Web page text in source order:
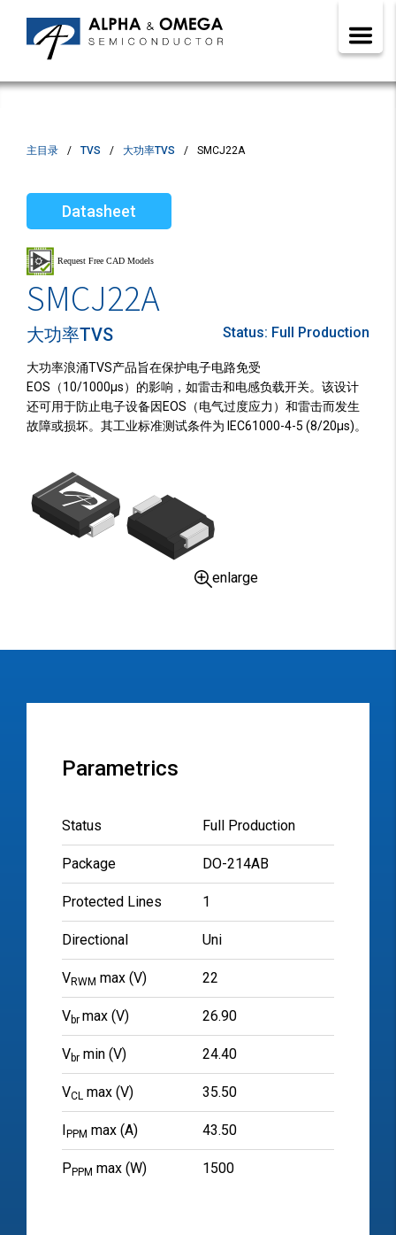
主目录 TVS 大功率TVS SMCJ22A
Datasheet
SMCJ22A
大功率TVS Status: Full Production
大功率浪涌TVS产品旨在保护电子电路免受
EOS（10/1000µs）的影响，如雷击和电感负载开关。该设计
还可用于防止电子设备因EOS（电气过度应力）和雷击而发生
故障或损坏。其工业标准测试条件为 IEC61000-4-5 (8/20µs)。
enlarge
Parametrics
Status Full Production
Package DO-214AB
Protected Lines 1
Directional Uni
VRWM max (V) 22
Vbr max (V) 26.90
Vbr min (V) 24.40
VCL max (V) 35.50
PPM max (A) 43.50
P PPM max (W) 1500